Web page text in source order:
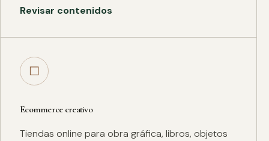
Revisar contenidos
□
Ecommerce creativo
Tiendas online para obra gráfica, libros, objetos